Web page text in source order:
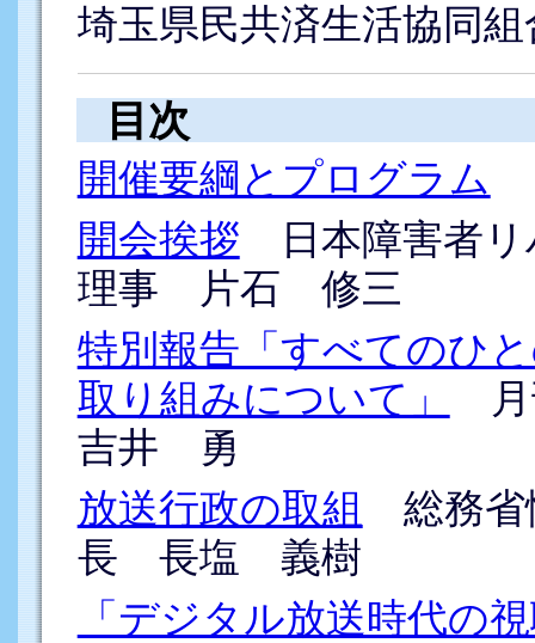
埼玉県民共済生活協同
目次
開催要綱とプログラム
開会挨拶 日本障害者
理事 片石 修三
特別報告「すべてのひ
取り組みについて」
月
吉井 勇
放送行政の取組
総務省
長 長塩 義樹
「デジタル放送時代の